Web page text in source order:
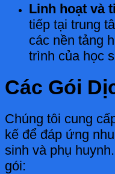
Linh hoạt và
tiếp tại trung
các nền tảng
trình của học
Các Gói
Chúng tôi cung
kế để đáp ứng
sinh và phụ
gói: